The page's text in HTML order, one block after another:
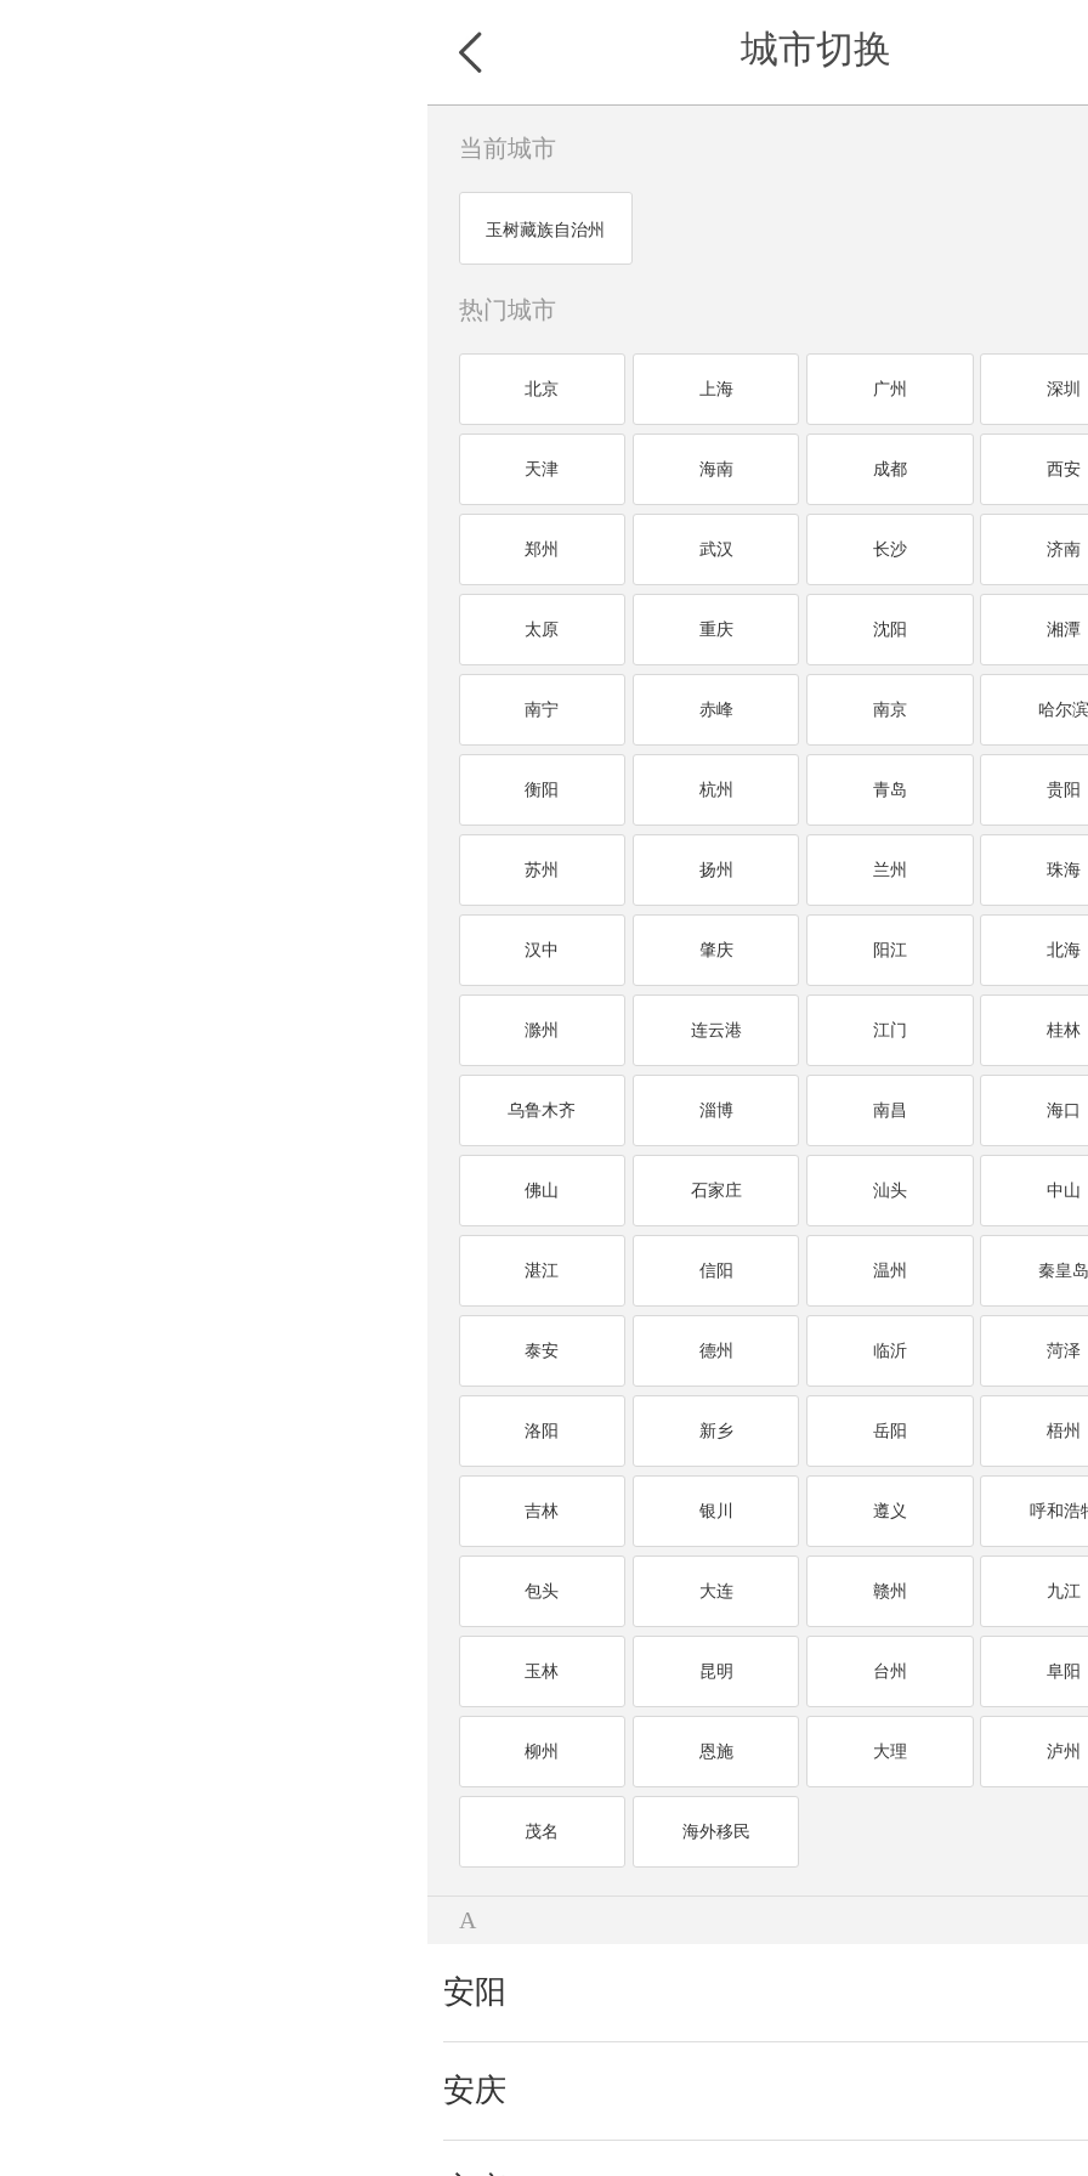
城市切换
当前城市
玉树藏族自治州
热门城市
北京 上海 广州 深圳
天津 海南 成都 西安
郑州 武汉 长沙 济南
太原 重庆 沈阳 湘潭
南宁 赤峰 南京 哈尔
衡阳 杭州 青岛 贵阳
苏州 扬州 兰州 珠海
汉中 肇庆 阳江 北海
滁州 连云港 江门 桂林
乌鲁木齐 淄博 南昌 海口
佛山 石家庄 汕头 中山
湛江 信阳 温州 秦皇
泰安 德州 临沂 菏泽
洛阳 新乡 岳阳 梧州
吉林 银川 遵义 呼和浩
包头 大连 赣州 九江
玉林 昆明 台州 阜阳
柳州 恩施 大理 泸州
茂名 海外移民
A
安阳
安庆